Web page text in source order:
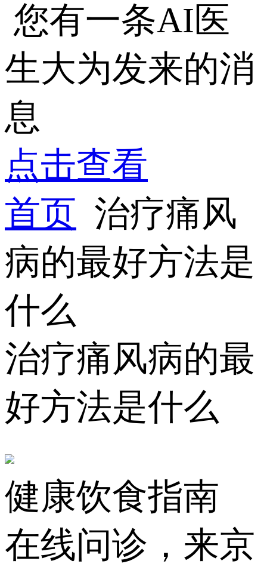
您有一条AI医
生大为发来的消
息
点击查看
首页 治疗痛风
病的最好方法是
什么
治疗痛风病的最
好方法是什么
健康饮食指南
在线问诊，来京